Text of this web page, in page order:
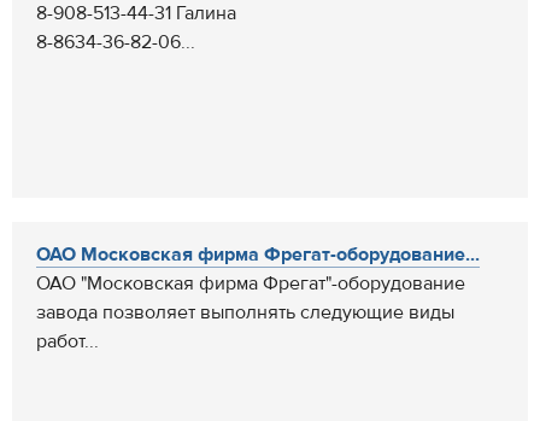
8-908-513-44-31 Галина
8-8634-36-82-06...
ОАО Московская фирма Фрегат-оборудование...
ОАО "Московская фирма Фрегат"-оборудование
завода позволяет выполнять следующие виды
работ...